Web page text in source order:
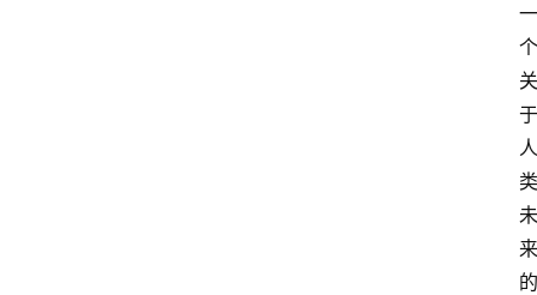
一
个
关
于
人
类
未
来
的